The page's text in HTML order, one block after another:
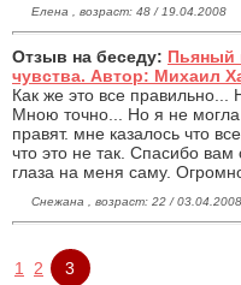
Елена , возраст: 48 / 19.04.2008
Отзыв на беседу: Пьяный
чувства. Автор: Михаил
Как же это все правильно...
Мною точно... Но я не могла
правят. мне казалось что
что это не так. Спасибо
глаза на меня саму.
Снежана , возраст: 22 / 03.04.2008
1 2 3